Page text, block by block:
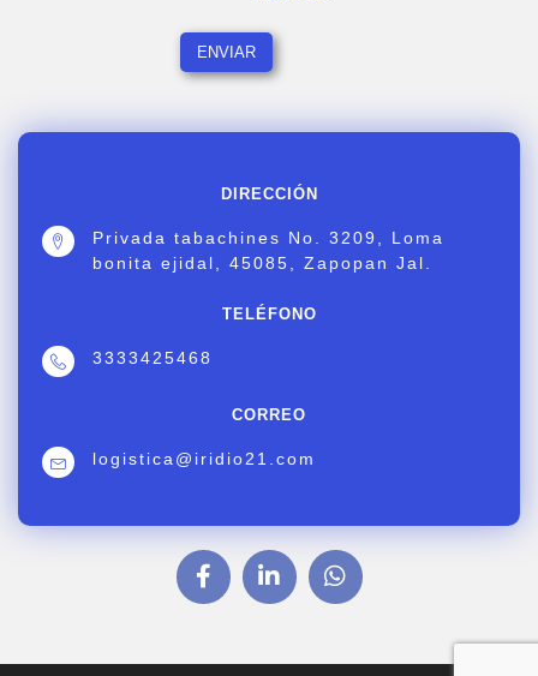
DIRECCIÓN
Privada tabachines No. 3209, Loma
bonita ejidal, 45085, Zapopan Jal.
TELÉFONO
3333425468
CORREO
logistica@iridio21.com